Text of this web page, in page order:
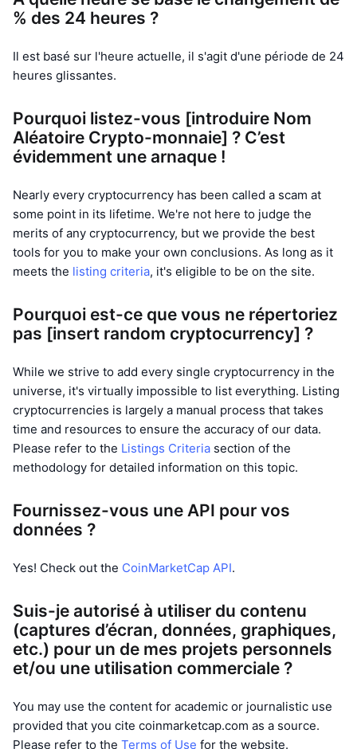
% des 24 heures ?
Il est basé sur l'heure actuelle, il s'agit d'une période de 24
heures glissantes.
Pourquoi listez-vous [introduire Nom
Aléatoire Crypto-monnaie] ? C’est
évidemment une arnaque !
Nearly every cryptocurrency has been called a scam at
some point in its lifetime. We're not here to judge the
merits of any cryptocurrency, but we provide the best
tools for you to make your own conclusions. As long as it
meets the listing criteria, it's eligible to be on the site.
Pourquoi est-ce que vous ne répertoriez
pas [insert random cryptocurrency] ?
While we strive to add every single cryptocurrency in the
universe, it's virtually impossible to list everything. Listing
cryptocurrencies is largely a manual process that takes
time and resources to ensure the accuracy of our data.
Please refer to the Listings Criteria section of the
methodology for detailed information on this topic.
Fournissez-vous une API pour vos
données ?
Yes! Check out the CoinMarketCap API.
Suis-je autorisé à utiliser du contenu
(captures d’écran, données, graphiques,
etc.) pour un de mes projets personnels
et/ou une utilisation commerciale ?
You may use the content for academic or journalistic use
provided that you cite coinmarketcap.com as a source.
Please refer to the Terms of Use for the website.